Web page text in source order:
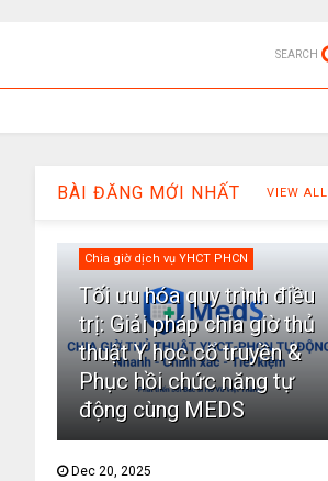
SEARCH
BÀI ĐĂNG MỚI NHẤT VIEW ALL
Chia giờ dịch vụ YHCT PHCN
Tối ưu hóa quy trình điều
trị: Giải pháp chia giờ thủ
thuật Y học cổ truyền &
Phục hồi chức năng tự
động cùng MEDS
Dec 20, 2025